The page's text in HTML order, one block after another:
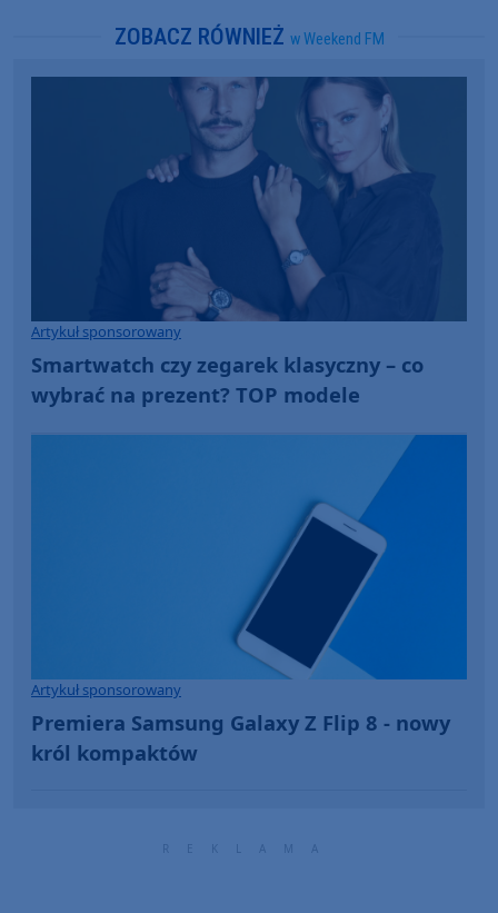
ZOBACZ RÓWNIEŻ w Weekend FM
Artykuł sponsorowany
Smartwatch czy zegarek klasyczny – co
wybrać na prezent? TOP modele
Artykuł sponsorowany
Premiera Samsung Galaxy Z Flip 8 - nowy
król kompaktów